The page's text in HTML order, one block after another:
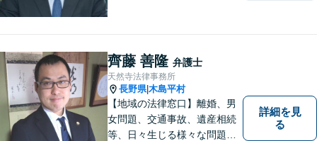
齊藤 善隆 弁護士
天然寺法律事務所
長野県|木島平村
【地域の法律窓口】離婚、男
女問題、交通事故、遺産相続
等、日々生じる様々な問題に
詳細を見
る